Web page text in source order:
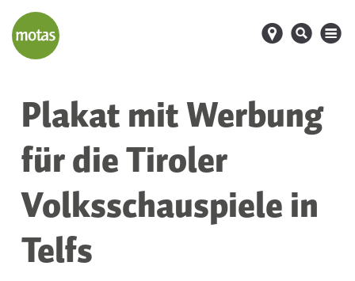
d s M
Plakat mit Werbung
für die Tiroler
Volksschauspiele in
Telfs